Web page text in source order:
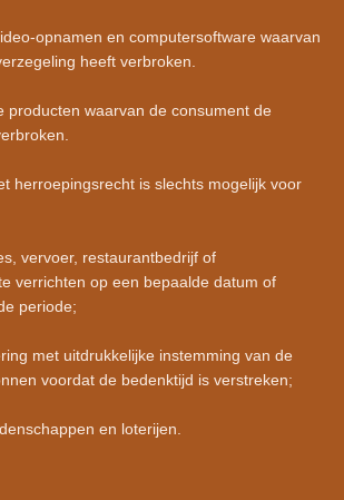
opnamen en computersoftware waarvan
heeft verbroken.
producten waarvan de consument de
herroepingsrecht is slechts mogelijk voor
vervoer, restaurantbedrijf of
verrichten op een bepaalde datum of
periode;
met uitdrukkelijke instemming van de
voordat de bedenktijd is verstreken;
en loterijen.